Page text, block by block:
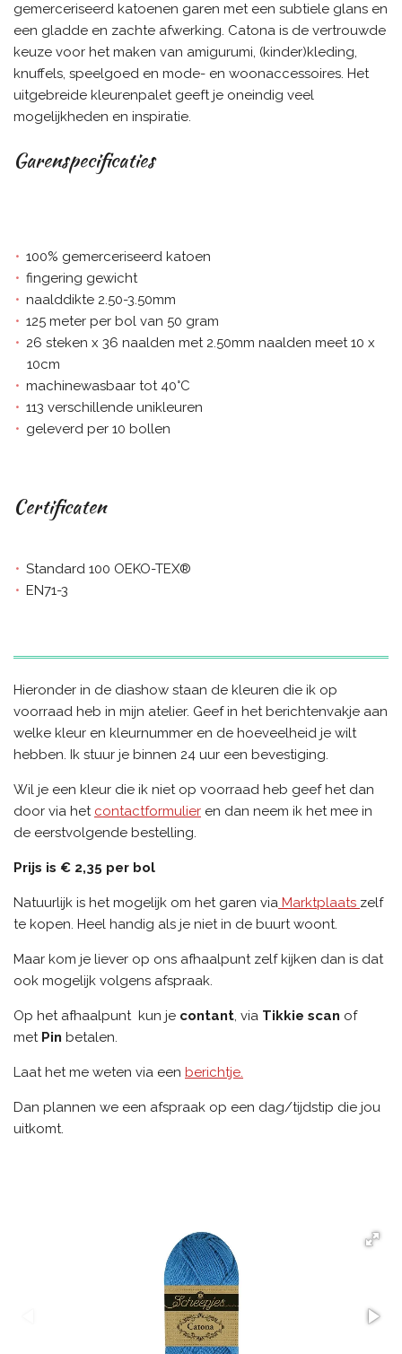
gemerceriseerd katoenen garen met een subtiele glans en
een gladde en zachte afwerking. Catona is de vertrouwde
keuze voor het maken van amigurumi, (kinder)kleding,
knuffels, speelgoed en mode- en woonaccessoires. Het
uitgebreide kleurenpalet geeft je oneindig veel
mogelijkheden en inspiratie.
Garenspecificaties
100% gemerceriseerd katoen
fingering gewicht
naalddikte 2.50-3.50mm
125 meter per bol van 50 gram
26 steken x 36 naalden met 2.50mm naalden meet 10 x
10cm
machinewasbaar tot 40°C
113 verschillende unikleuren
geleverd per 10 bollen
Certificaten
Standard 100 OEKO-TEX®
EN71-3
Hieronder in de diashow staan de kleuren die ik op
voorraad heb in mijn atelier. Geef in het berichtenvakje aan
welke kleur en kleurnummer en de hoeveelheid je wilt
hebben. Ik stuur je binnen 24 uur een bevestiging.
Wil je een kleur die ik niet op voorraad heb geef het dan
door via het contactformulier en dan neem ik het mee in
de eerstvolgende bestelling.
Prijs is € 2,35 per bol
Natuurlijk is het mogelijk om het garen via Marktplaats zelf
te kopen. Heel handig als je niet in de buurt woont.
Maar kom je liever op ons afhaalpunt zelf kijken dan is dat
ook mogelijk volgens afspraak.
Op het afhaalpunt kun je contant , via Tikkie scan of
met Pin betalen.
Laat het me weten via een berichtje.
Dan plannen we een afspraak op een dag/tijdstip die jou
uitkomt.